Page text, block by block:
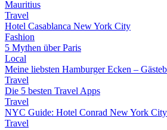
Mauritius
Travel
Hotel Casablanca New York City
Fashion
5 Mythen über Paris
Local
Meine liebsten Hamburger Ecken –
Travel
Die 5 besten Travel Apps
Travel
NYC Guide: Hotel Conrad New York City
Travel